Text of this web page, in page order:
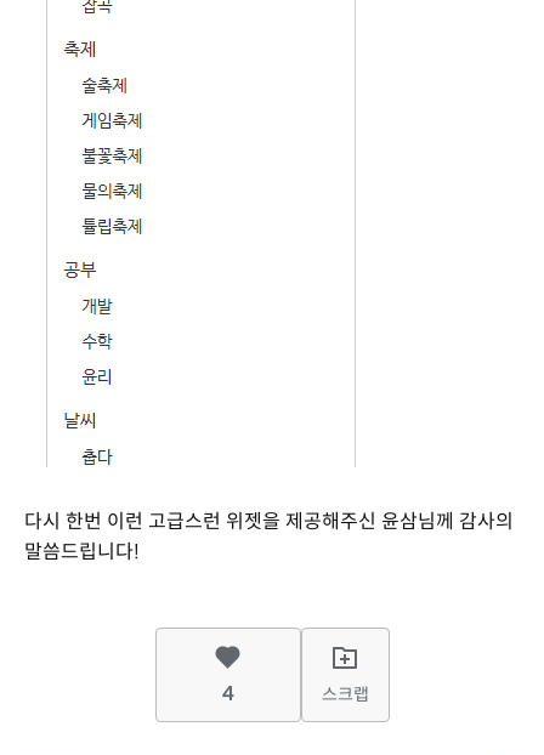
다시 한번 이런 고급스런 위젯을 제공해주신 윤삼님께 감사의
말씀드립니다!
4 스크랩